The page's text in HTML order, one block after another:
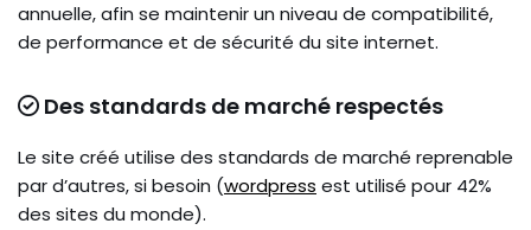
annuelle, afin se maintenir un niveau de compatibilité,
de performance et de sécurité du site internet.
Des standards de marché respectés
Le site créé utilise des standards de marché reprenable
par d’autres, si besoin (wordpress est utilisé pour 42%
des sites du monde).